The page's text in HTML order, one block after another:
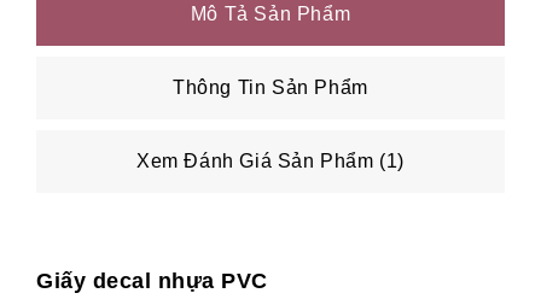
Mô Tả Sản Phẩm
Thông Tin Sản Phẩm
Xem Đánh Giá Sản Phẩm (1)
Giấy decal nhựa PVC